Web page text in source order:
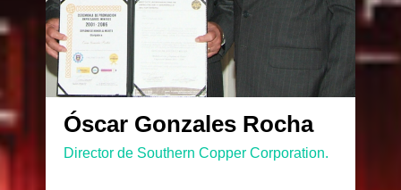
Óscar Gonzales Rocha
Director de Southern Copper Corporation.